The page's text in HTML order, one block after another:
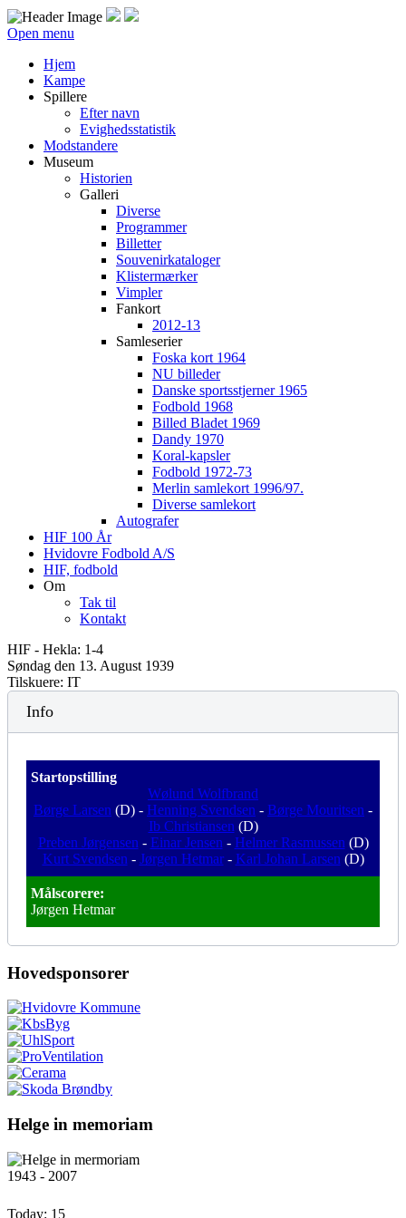
Open menu
Hjem
Kampe
Spillere
Efter navn
Evighedsstatistik
Modstandere
Museum
Historien
Galleri
Diverse
Programmer
Billetter
Souvenirkataloger
Klistermærker
Vimpler
Fankort
2012-13
Samleserier
Foska kort 1964
NU billeder
Danske sportsstjerner 1965
Fodbold 1968
Billed Bladet 1969
Dandy 1970
Koral-kapsler
Fodbold 1972-73
Merlin samlekort 1996/97.
Diverse samlekort
Autografer
HIF 100 År
Hvidovre Fodbold A/S
HIF, fodbold
Om
Tak til
Kontakt
HIF - Hekla: 1-4
Søndag den 13. August 1939
Tilskuere: IT
Info
Startopstilling
Wølund Wolfbrand
Børge Larsen (D) - Henning Svendsen - Børge Mouritsen -
Ib Christiansen (D)
Preben Jørgensen - Einar Jensen - Helmer Rasmussen (D)
Kurt Svendsen - Jørgen Hetmar- Karl Johan Larsen (D)
Målscorere:
Jørgen Hetmar
Hovedsponsorer
Helge in memoriam
1943 - 2007
Today: 15